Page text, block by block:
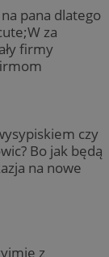
pana dlatego
za
firmy
czy
Bo jak będą
na nowe
z